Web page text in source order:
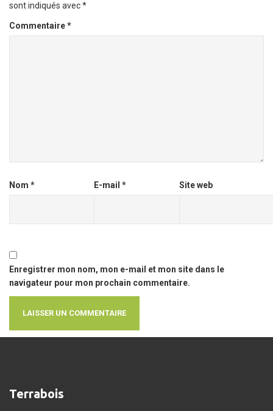
sont indiqués avec*
Commentaire*
Nom * E-mail* Site web
Enregistrer mon nom, mon e-mail et mon site dans le
navigateur pour mon prochain commentaire.
Terrabois